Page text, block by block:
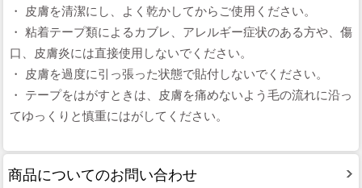
・ 皮膚を清潔にし、よく乾かしてからご使用ください。
・ 粘着テープ類によるカブレ、アレルギー症状のある方や、傷
口、皮膚炎には直接使用しないでください。
・ 皮膚を過度に引っ張った状態で貼付しないでください。
・ テープをはがすときは、皮膚を痛めないよう毛の流れに沿っ
てゆっくりと慎重にはがしてください。
商品についてのお問い合わせ